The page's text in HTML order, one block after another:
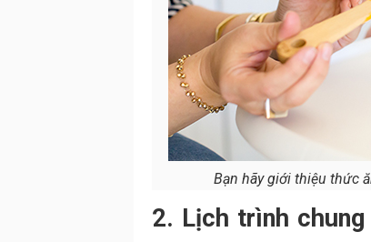
Bạn hãy giới thiệu thức
2. Lịch trình